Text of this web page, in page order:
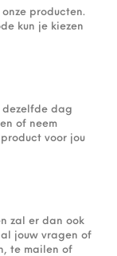
producten.
kun je kiezen
dezelfde dag
of neem
voor jou
zal er dan ook
jouw vragen of
te mailen of